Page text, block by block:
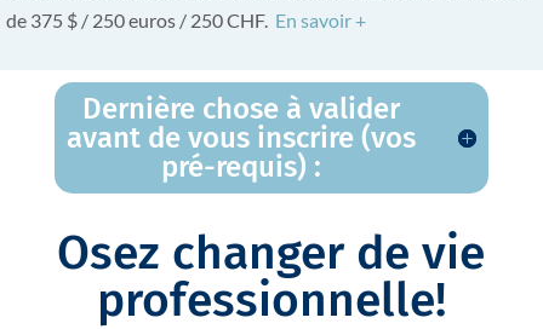
de 375 $ / 250 euros / 250 CHF. En savoir +
Dernière chose à valider
avant de vous inscrire (vos
pré-requis) :
Osez changer de vie
professionnelle!